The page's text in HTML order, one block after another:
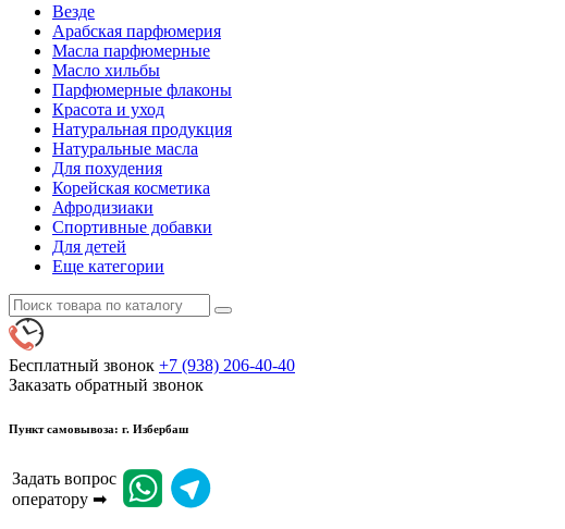
Везде
Арабская парфюмерия
Масла парфюмерные
Масло хильбы
Парфюмерные флаконы
Красота и уход
Натуральная продукция
Натуральные масла
Для похудения
Корейская косметика
Афродизиаки
Спортивные добавки
Для детей
Еще категории
Бесплатный звонок +7 (938) 206-40-40
Заказать обратный звонок
Пункт самовывоза: г. Избербаш
Задать вопрос
оператору ➡